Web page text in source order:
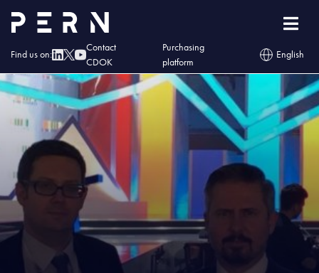
Find us on:
Contact
CDOK
Purchasing
platform
English
Home »Blog OLPP partnerem Kongresu 590